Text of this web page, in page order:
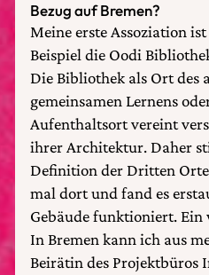
Bezug auf Bremen?
Meine erste Assoziation
Beispiel die Oodi
Die Bibliothek als Ort des
gemeinsamen Lernens
Aufenthaltsort vereint
ihrer Architektur. Daher
Definition der Dritten
mal dort und fand es
Gebäude funktioniert.
In Bremen kann ich aus
Beirätin des Projektbüros